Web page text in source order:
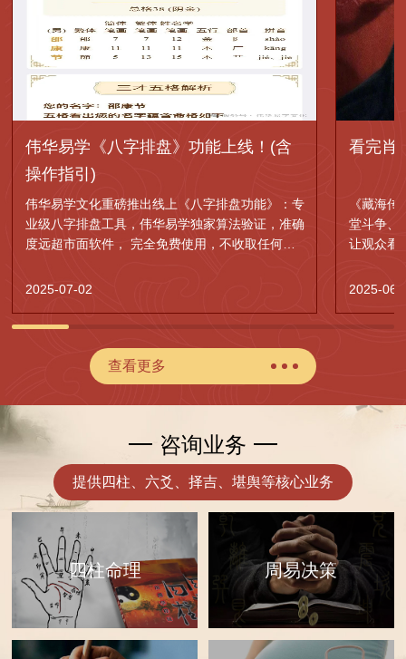
伟华易学《八字排盘》功能上线！(含
操作指引)
伟华易学文化重磅推出线上《八字排盘功能》：专
业级八字排盘工具，伟华易学独家算法验证，准确
度远超市面软件， 完全免费使用，不收取任何费
2025-07-02
看完肖
《藏海
堂斗争、
让观众看
2025-06-
查看更多
咨询业务
提供四柱、六爻、择吉、堪舆等核心业务
四柱命理 周易决策